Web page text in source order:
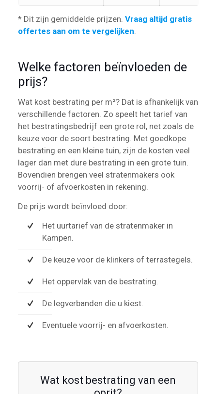
* Dit zijn gemiddelde prijzen. Vraag altijd gratis
offertes aan om te vergelijken.
Welke factoren beïnvloeden de
prijs?
Wat kost bestrating per m²? Dat is afhankelijk van
verschillende factoren. Zo speelt het tarief van
het bestratingsbedrijf een grote rol, net zoals de
keuze voor de soort bestrating. Met goedkope
bestrating en een kleine tuin, zijn de kosten veel
lager dan met dure bestrating in een grote tuin.
Bovendien brengen veel stratenmakers ook
voorrij- of afvoerkosten in rekening.
De prijs wordt beïnvloed door:
Het uurtarief van de stratenmaker in
Kampen.
De keuze voor de klinkers of terrastegels.
Het oppervlak van de bestrating.
De legverbanden die u kiest.
Eventuele voorrij- en afvoerkosten.
Wat kost bestrating van een